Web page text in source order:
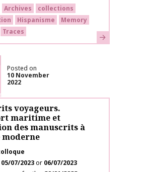
Archives
collections
Hispanisme
Memory
Traces Learn more
Posted on
10 November
2022
voyageurs.
maritime et
des manuscrits à
moderne
05/07/2023or 06/07/2023